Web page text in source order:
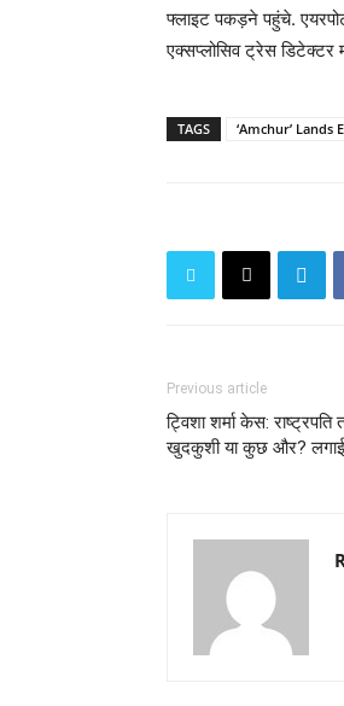
फ्लाइट पकड़ने पहुंचे.
एक्सप्लोसिव ट्रेस डिटेक्टर
TAGS ‘Amchur’
Previous article
ट्विशा शर्मा केस:
खुदकुशी या कुछ और? लगाई